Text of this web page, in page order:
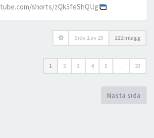
shorts/zQk5feShQUg
Sida 1 av 23 222 inlägg
1 2 3 4 5 … 23
Nästa sida